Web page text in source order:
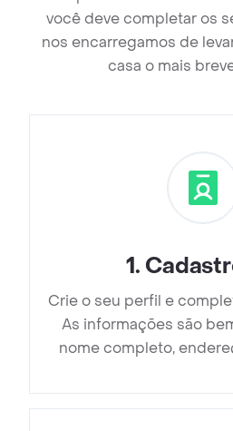
você deve completar os
nos encarregamos de
casa o mais
1.
Crie o seu perfil e
As informações são
nome completo,